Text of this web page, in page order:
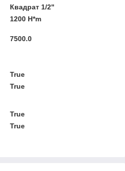
Квадрат 1/2"
1200 H*m
7500.0
True
True
True
True